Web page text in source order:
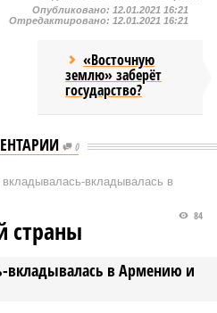
Опубликовано: 12.01.2021 16:21
Отредактировано: 12.01.2021 16:21
«Восточную
землю» заберёт
государство?
0
вкладывалась в
вкладывалась в Армению и
84
страны